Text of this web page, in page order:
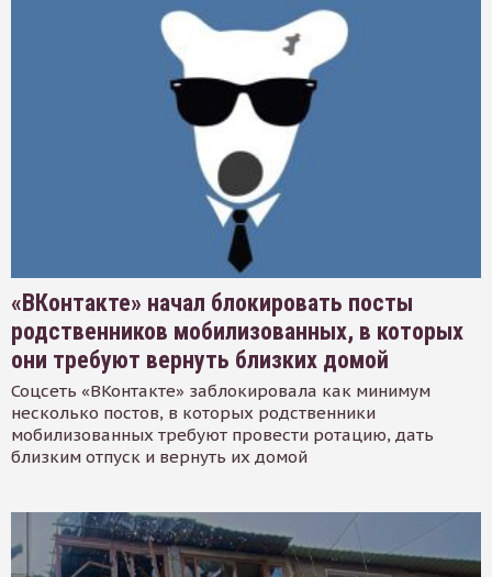
«ВКонтакте» начал блокировать посты
родственников мобилизованных, в которых
они требуют вернуть близких домой
Соцсеть «ВКонтакте» заблокировала как минимум
несколько постов, в которых родственники
мобилизованных требуют провести ротацию, дать
близким отпуск и вернуть их домой